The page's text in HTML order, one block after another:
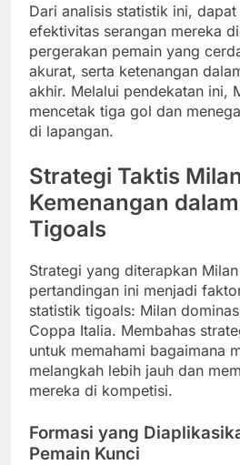
Dari analisis statistik ini,
efektivitas serangan mereka
pergerakan pemain yang
akurat, serta ketenangan
akhir. Melalui pendekatan ini,
mencetak tiga gol dan
di lapangan.
Strategi Taktis
Kemenangan
Tigoals
Strategi yang diterapkan
pertandingan ini menjadi
statistik tigoals: Milan
Coppa Italia. Membahas
untuk memahami bagaimana
melangkah lebih jauh dan
mereka di kompetisi.
Formasi yang
Pemain Kunci